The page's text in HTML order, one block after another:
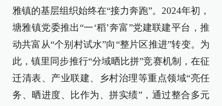
雅镇的基层组织始终在“接力奔跑”。2024年初，
塘雅镇党委推出“一‘稻’奔富”党建联建平台，推
动共富从“个别村试水”向“整片区推进”转变。为
此，镇里同步推行“分域晒比拼”竞赛机制，在征
迁清表、产业联建、乡村治理等重点领域“亮任
务、晒进度、比作为、拼实绩”，通过整合多元